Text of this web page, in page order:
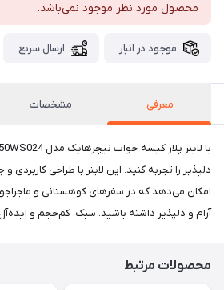
محصول مورد نظر موجود نمی‌باشد.
موجود در انبار ارسال سریع
معرفی مشخصات
دلپذیر را تجربه کنید. این لاینر با طراحی کاربردی
امکان می‌دهد که در سفرهای کوهستانی و
آرام و دلپذیر داشته باشید. سبک، کم‌حجم و
محصولات مرتبط